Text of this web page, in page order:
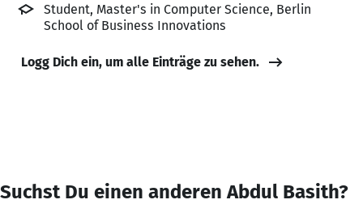
Student, Master's in Computer Science, Berlin
School of Business Innovations
Logg Dich ein, um alle Einträge zu sehen.
Suchst Du einen anderen Abdul Basith?